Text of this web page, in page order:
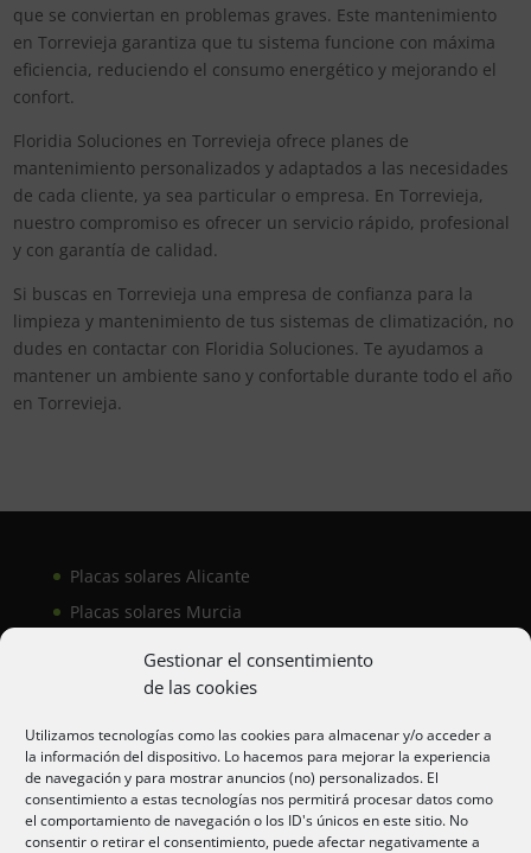
Gestionar el consentimiento
de las cookies
Utilizamos tecnologías como las cookies para almacenar y/o acceder a
la información del dispositivo. Lo hacemos para mejorar la experiencia
de navegación y para mostrar anuncios (no) personalizados. El
consentimiento a estas tecnologías nos permitirá procesar datos como
el comportamiento de navegación o los ID's únicos en este sitio. No
consentir o retirar el consentimiento, puede afectar negativamente a
que se conviertan en problemas graves. Este mantenimiento
en Torrevieja garantiza que tu sistema funcione con máxima
eficiencia, reduciendo el consumo energético y mejorando el
confort.
Floridia Soluciones en Torrevieja ofrece planes de
mantenimiento personalizados y adaptados a las necesidades
de cada cliente, ya sea particular o empresa. En Torrevieja,
nuestro compromiso es ofrecer un servicio rápido, profesional
y con garantía de calidad.
Si buscas en Torrevieja una empresa de confianza para la
limpieza y mantenimiento de tus sistemas de climatización, no
dudes en contactar con Floridia Soluciones. Te ayudamos a
mantener un ambiente sano y confortable durante todo el año
en Torrevieja.
Placas solares Alicante
Placas solares Murcia
Aire acondicionado Alicante
Aire acondicionador Murcia
Aire acondicionado San Juan